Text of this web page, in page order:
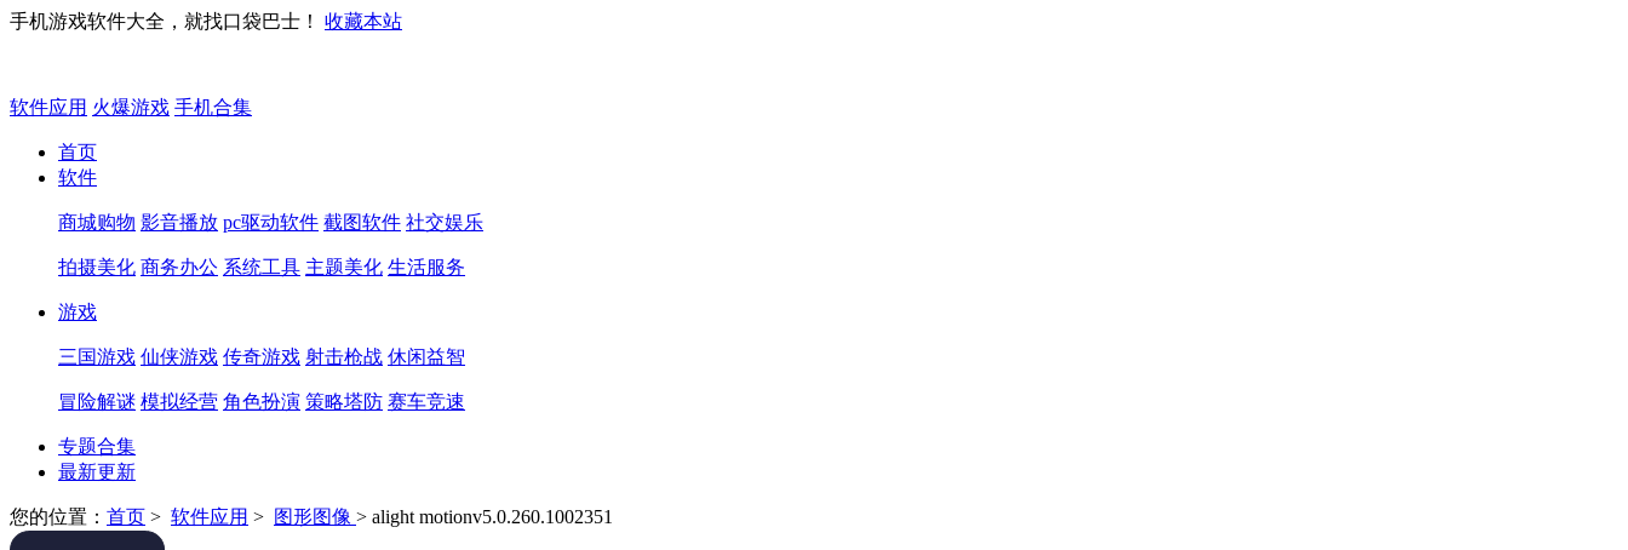
手机游戏软件大全，就找口袋巴士！ 收藏本站
软件应用 火爆游戏 手机合集
首页
软件
商城购物 影音播放 pc驱动软件 截图软件 社交娱乐
拍摄美化 商务办公 系统工具 主题美化 生活服务
游戏
三国游戏 仙侠游戏 传奇游戏 射击枪战 休闲益智
冒险解谜 模拟经营 角色扮演 策略塔防 赛车竞速
专题合集
最新更新
您的位置： 首页 > 软件应用 > 图形图像 > alight motionv5.0.260.1002351